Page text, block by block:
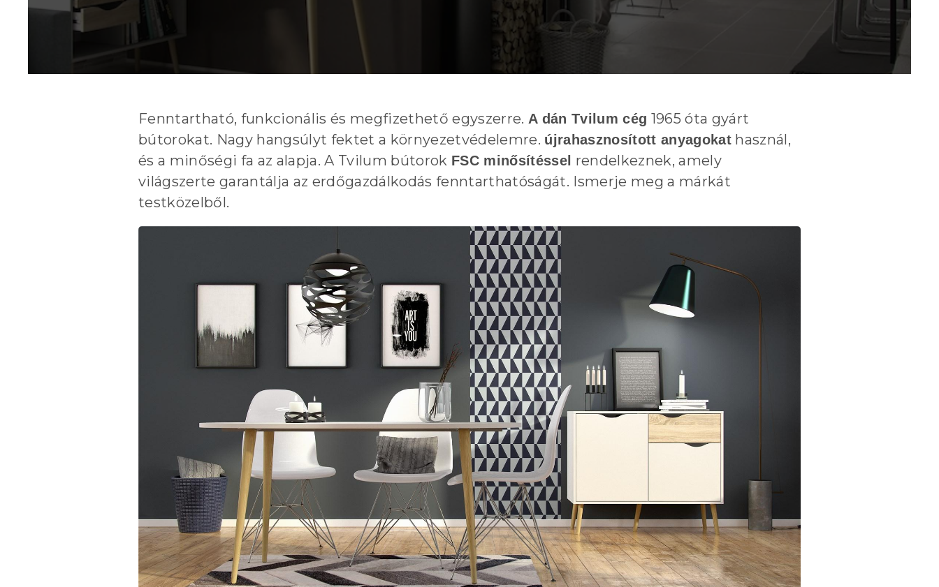
Fenntartható, funkcionális és megfizethető egyszerre.A dán Tvilum cég 1965 óta gyárt
bútorokat. Nagy hangsúlyt fektet a környezetvédelemre. újrahasznosított anyagokat használ,
és a minőségi fa az alapja. A Tvilum bútorok FSC minősítéssel rendelkeznek, amely
világszerte garantálja az erdőgazdálkodás fenntarthatóságát. Ismerje meg a márkát
testközelből.